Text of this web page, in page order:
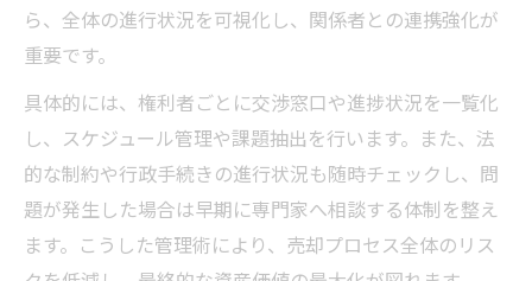
ら、全体の進行状況を可視化し、関係者との連携強化が
重要です。
具体的には、権利者ごとに交渉窓口や進捗状況を一覧化
し、スケジュール管理や課題抽出を行います。また、法
的な制約や行政手続きの進行状況も随時チェックし、問
題が発生した場合は早期に専門家へ相談する体制を整え
ます。こうした管理術により、売却プロセス全体のリス